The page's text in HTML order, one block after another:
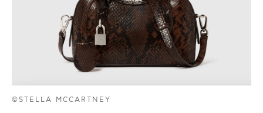
©STELLA MCCARTNEY